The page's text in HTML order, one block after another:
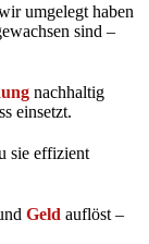
umgelegt haben
sind –
nachhaltig
einsetzt.
sie effizient
Geld auflöst –